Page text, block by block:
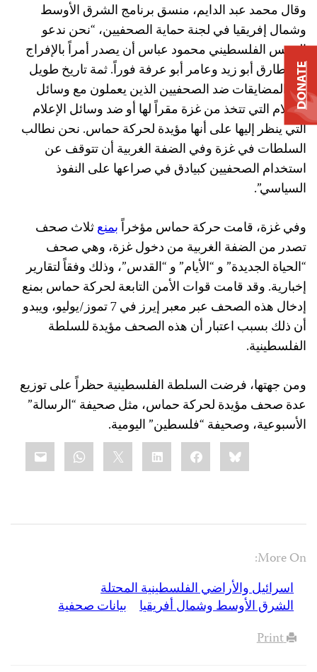
وقال محمد عبد الدايم، منسق برنامج الشرق الأوسط
وشمال إفريقيا في لجنة حماية الصحفيين، “نحن ندعو
الرئيس الفلسطيني محمود عباس أن يصدر أمراً بالإفراج
عن طارق أبو زيد وعامر أبو عرفة فوراً. ثمة تاريخ طويل
من المضايقات ضد الصحفيين الذين يعملون مع وسائل
الإعلام التي تتخذ من غزة مقراً لها أو ضد وسائل الإعلام
التي ينظر إليها على أنها مؤيدة لحركة حماس. نحن نطالب
السلطات في غزة وفي الضفة الغربية أن تتوقف عن
استخدام الصحفيين كبيادق في صراعها على النفوذ
السياسي”.
وفي غزة، قامت حركة حماس مؤخراًبمنعثلاث صحف
تصدر من الضفة الغربية من دخول غزة، وهي صحف
“الحياة الجديدة” و “الأيام” و “القدس”، وذلك وفقاً لتقارير
إخبارية. وقد قامت قوات الأمن التابعة لحركة حماس بمنع
إدخال هذه الصحف عبر معبر إيرز في 7 تموز/يوليو، ويبدو
أن ذلك بسبب اعتبار أن هذه الصحف مؤيدة للسلطة
الفلسطينية.
ومن جهتها، فرضت السلطة الفلسطينية حظراً على توزيع
عدة صحف مؤيدة لحركة حماس، مثل صحيفة “الرسالة”
الأسبوعية، وصحيفة “فلسطين” اليومية.
Bluesky
Facebook
LinkedIn
More On:
اسرائيل والأراضي الفلسطينية المحتلة
الشرق الأوسط وشمال أفريقيا
بيانات صحفية
Print
DONATE